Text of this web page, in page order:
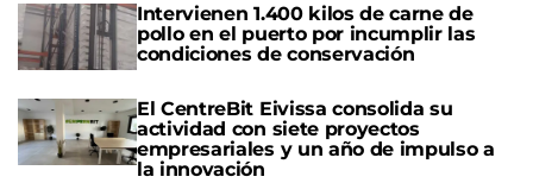
Intervienen 1.400 kilos de carne de
pollo en el puerto por incumplir las
condiciones de conservación
El CentreBit Eivissa consolida su
actividad con siete proyectos
empresariales y un año de impulso a
la innovación